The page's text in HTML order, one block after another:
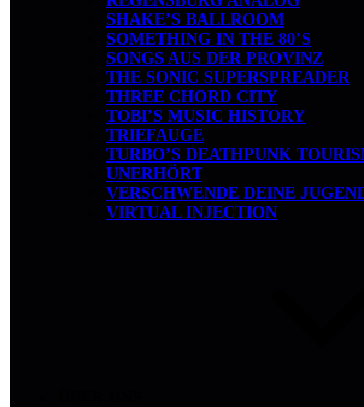
SHAKE’S BALLROOM
SOMETHING IN THE 80’S
SONGS AUS DER PROVINZ
THE SONIC SUPERSPREADER
THREE CHORD CITY
TOBI’S MUSIC HISTORY
TRIEFAUGE
TURBO’S DEATHPUNK
UNERHÖRT
VERSCHWENDE DEINE
VIRTUAL INJECTION